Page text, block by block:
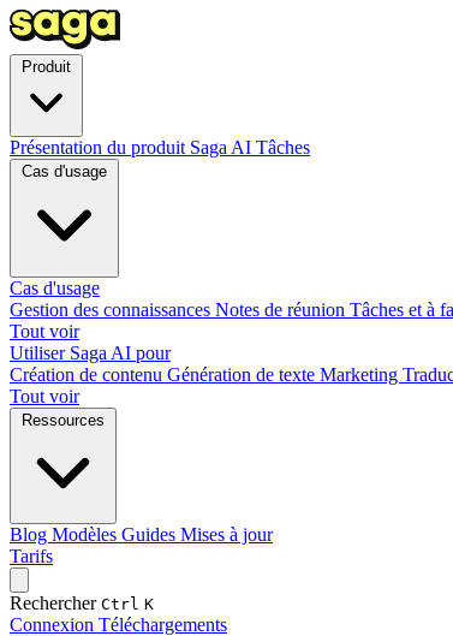
Présentation du produit Saga AI Tâches
Cas d'usage
Gestion des connaissances Notes de réunion Tâches et à
Tout voir
Utiliser Saga AI pour
Création de contenu Génération de texte Marketing
Tout voir
Blog Modèles Guides Mises à jour
Tarifs
Rechercher Ctrl K
Connexion Téléchargements